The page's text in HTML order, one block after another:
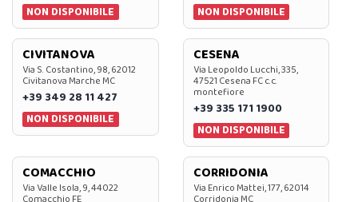
NON DISPONIBILE
NON DISPONIBILE
CIVITANOVA
Via S. Costantino, 98, 62012
Civitanova Marche MC
+39 349 28 11 427
NON DISPONIBILE
CESENA
Via Leopoldo Lucchi, 335,
47521 Cesena FC c.c.
montefiore
+39 335 171 1900
NON DISPONIBILE
COMACCHIO
Via Valle Isola, 9, 44022
CORRIDONIA
Via Enrico Mattei, 177, 62014